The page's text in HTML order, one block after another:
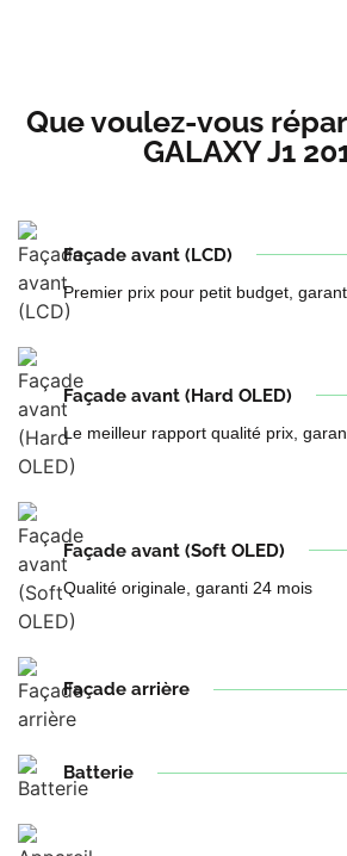
Que voulez-vous
GALAXY J1
Façade avant (LCD)
Premier prix pour petit budget,
Façade avant (Hard OLED)
Le meilleur rapport qualité prix,
Façade avant (Soft OLED)
Qualité originale, garanti 24 mois
Façade arrière
Batterie